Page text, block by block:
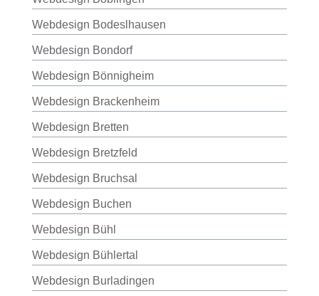
Webdesign Bodeslhausen
Webdesign Bondorf
Webdesign Bönnigheim
Webdesign Brackenheim
Webdesign Bretten
Webdesign Bretzfeld
Webdesign Bruchsal
Webdesign Buchen
Webdesign Bühl
Webdesign Bühlertal
Webdesign Burladingen